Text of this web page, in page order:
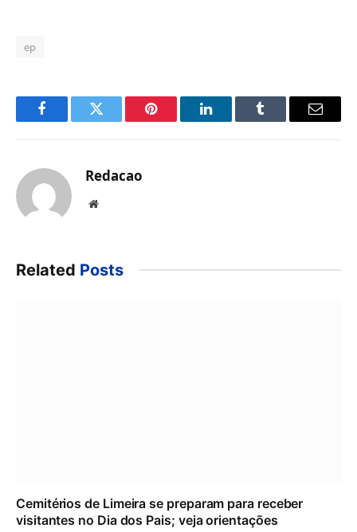
ep
FacebookTwitter Pinterest LinkedInTumblr Email
Redacao
Website
Related Posts
Cemitérios de Limeira se preparam para receber
visitantes no Dia dos Pais; veja orientações